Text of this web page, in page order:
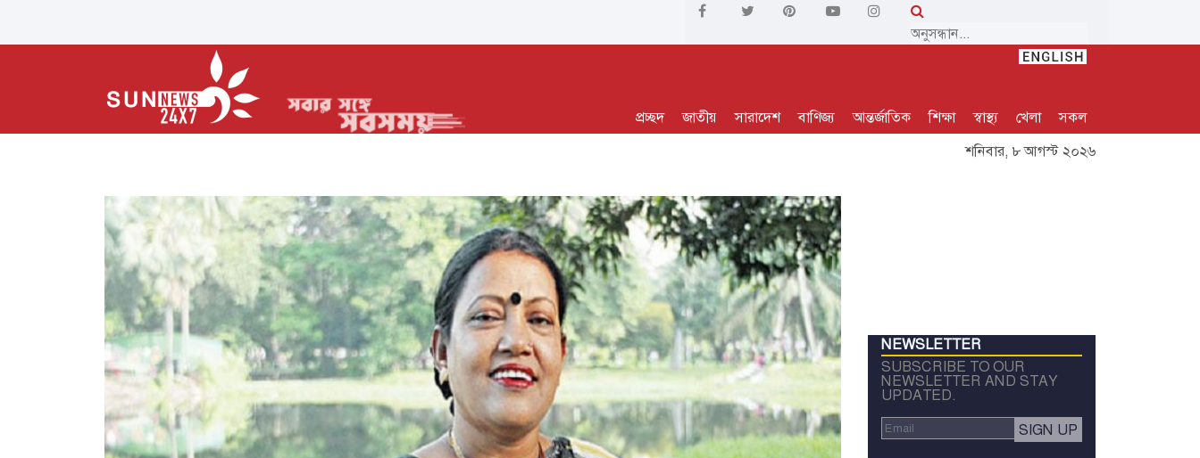
প্রচ্ছদ জাতীয় সারাদেশ বাণিজ্য আন্তর্জাতিক শিক্ষা স্বাস্থ্য খেলা
সকল
শনিবার, ৮ আগস্ট ২০২৬
NEWSLETTER
SUBSCRIBE TO OUR
NEWSLETTER AND STAY
UPDATED.